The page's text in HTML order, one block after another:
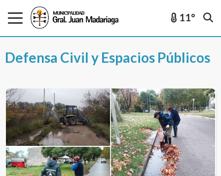
11°
Defensa Civil y Espacios Públicos